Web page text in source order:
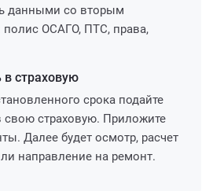
данными со вторым
полис ОСАГО, ПТС, права,
в страховую
срока подайте
свою страховую. Приложите
Далее будет осмотр, расчет
направление на ремонт.